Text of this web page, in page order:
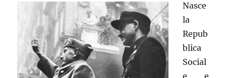
Nasce
la
Repub
blica
Social